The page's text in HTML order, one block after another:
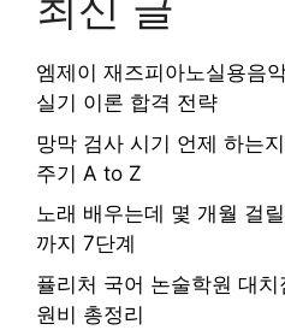
엠제이 재즈피아노실용음
실기 이론 합격 전략
망막 검사 시기 언제 하는
주기 A to Z
노래 배우는데 몇 개월 걸
까지 7단계
퓰리처 국어 논술학원 대
원비 총정리